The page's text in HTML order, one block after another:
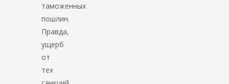
таможенных
пошлин.
Правда,
ущерб
от
тех